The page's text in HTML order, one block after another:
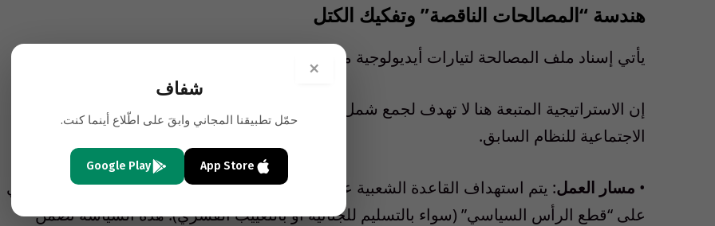
هندسة “المصالحات الناقصة” وتفكيك الكتل
يأتي إسناد ملف المصالحة لتيارات أيديولوجية محددة
إن الاستراتيجية المتبعة هنا لا تهدف لجمع شمل تدجين
القواعد
الاجتماعية للنظام السابق.
• مسار العمل: يتم استهداف القاعدة الشعبية عبر الوعودبالدمجالماليوالإداري،معالعمل
بالتوازي
على “قطع الرأس السياسي” (سواء بالتسليم للجنائيةأوبالتغييبالقسري).هذهالسياسةتضمن
×
شفاف
حمّل تطبيقنا المجاني وابقَ على اطّلاع أينما كنت.
App Store
Google Play